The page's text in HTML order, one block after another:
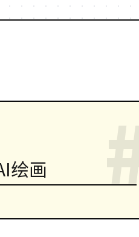
绘画